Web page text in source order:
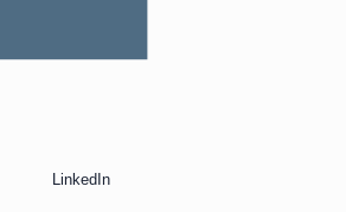
LinkedIn